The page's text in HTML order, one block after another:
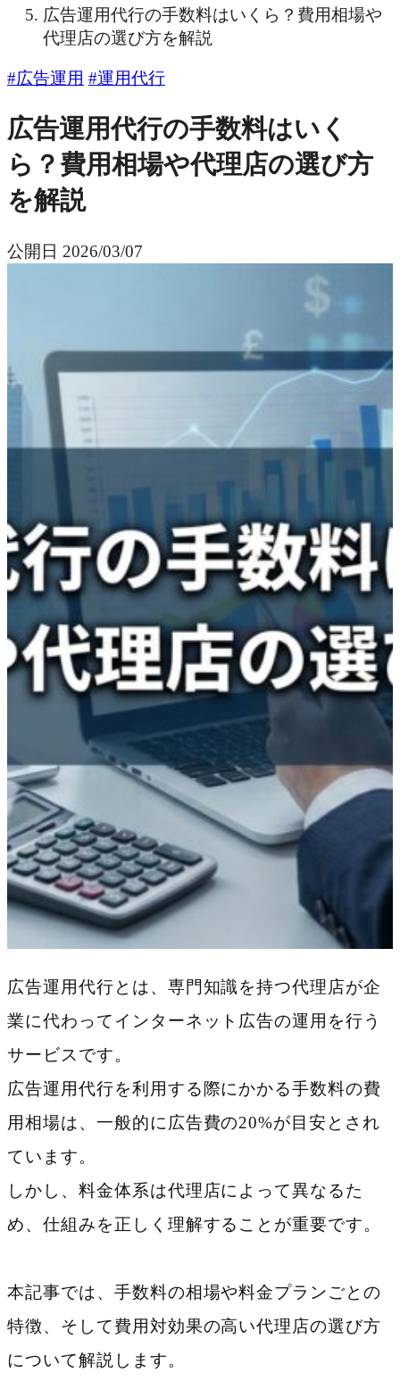
広告運用代行の手数料はいくら？費用相場や
代理店の選び方を解説
#広告運用 #運用代行
広告運用代行の手数料はいく
ら？費用相場や代理店の選び方
を解説
公開日 2026/03/07
広告運用代行とは、専門知識を持つ代理店が企
業に代わってインターネット広告の運用を行う
サービスです。
広告運用代行を利用する際にかかる手数料の費
用相場は、一般的に広告費の20%が目安とされ
ています。
しかし、料金体系は代理店によって異なるた
め、仕組みを正しく理解することが重要です。
本記事では、手数料の相場や料金プランごとの
特徴、そして費用対効果の高い代理店の選び方
について解説します。